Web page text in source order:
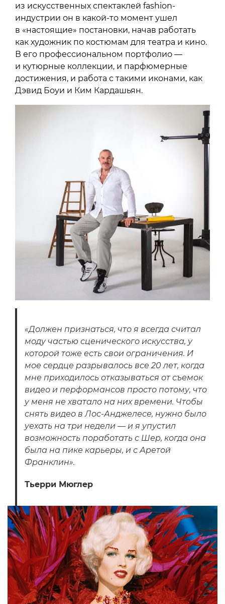
из искусственных спектаклей fashion-
индустрии он в какой-то момент ушел
в «настоящие» постановки, начав работать
как художник по костюмам для театра и кино.
В его профессиональном портфолио —
и кутюрные коллекции, и парфюмерные
достижения, и работа с такими иконами, как
Дэвид Боуи и Ким Кардашьян.
«Должен признаться, что я всегда считал
моду частью сценического искусства, у
которой тоже есть свои ограничения. И
мое сердце разрывалось все 20 лет, когда
мне приходилось отказываться от съемок
видео и перформансов просто потому, что
у меня не хватало на них времени. Чтобы
снять видео в Лос-Анджелесе, нужно было
уехать на три недели — и я упустил
возможность поработать с Шер, когда она
была на пике карьеры, и с Аретой
Франклин».
Тьерри Мюглер